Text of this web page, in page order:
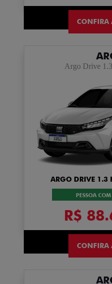
CONFIRA
Argo Drive
ARGO DRIVE 1.3
PESSOA
R$
CONFIRA